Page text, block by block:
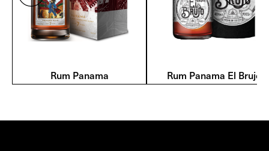
Rum Panama Rum Panama El Brujo